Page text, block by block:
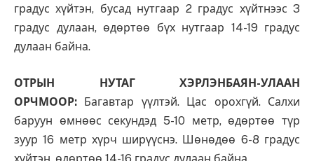
градус хүйтэн, бусад нутгаар 2 градус хүйтнээс 3
градус дулаан, өдөртөө бүх нутгаар 14-19 градус
дулаан байна.
ОТРЫН НУТАГ ХЭРЛЭНБАЯН-УЛААН
ОРЧМООР: Багавтар үүлтэй. Цас орохгүй. Салхи
баруун өмнөөс секундэд 5-10 метр, өдөртөө түр
зуур 16 метр хүрч ширүүснэ. Шөнөдөө 6-8 градус
хүйтэн, өдөртөө 14-16 градус дулаан байна.